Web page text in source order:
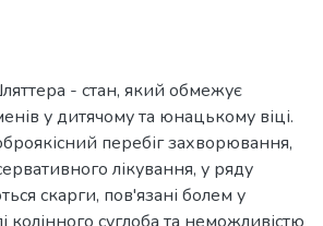
- стан, який обмежує
у дитячому та юнацькому віці.
перебіг захворювання,
лікування, у ряду
скарги, пов'язані болем у